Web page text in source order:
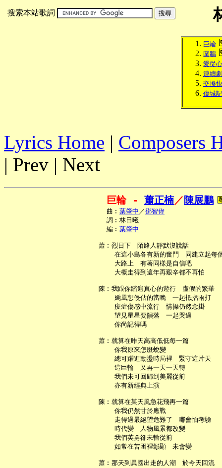
搜索本站歌詞
巨輪
圍牆
愛從心
連續劇
交換
傷城記
Lyrics Home | Composers
| Prev | Next
巨輪 - 蕭正楠／ 陳展鵬
     曲︰
葉肇中 ／鄧智偉
     詞︰林日曦
     編︰
葉肇中
   蕭︰烈日下　陌路人靜默沒說話
在這小島各有新的奮鬥　同建立起每
       大路上　有著同樣是自信吧
       大概走得到這年再艱辛都不再怕
   陳︰我跟你踏遍真心的遊行　虛假的繁華
       颱風想侵佔的當晚　一起抵擋雨打
       疫症傷感中流行　情操仍然念掛
       望見星星要隕落　一起哭過
       你尚記得嗎
   蕭︰就算在昨天高高低低每一篇
       你我原來怎麼蛻變
       總可躍進動盪時局裡　緊守這片天
       這巨輪　又再一天一天轉
       我們未可回歸到美麗從前
       亦有新經典上演
   陳︰就算在某天風急花飛再一篇
       你我仍然甘於應戰
       走得過最絕望危難了　哪會怕考驗
       時代變　人物風景都改變
       我們英勇卻未輸從前
       如常在苦困裡彰顯　未會變
   蕭︰那天到異國出走的人潮　於今天回流